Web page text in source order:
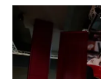
#ALFA ROMEO